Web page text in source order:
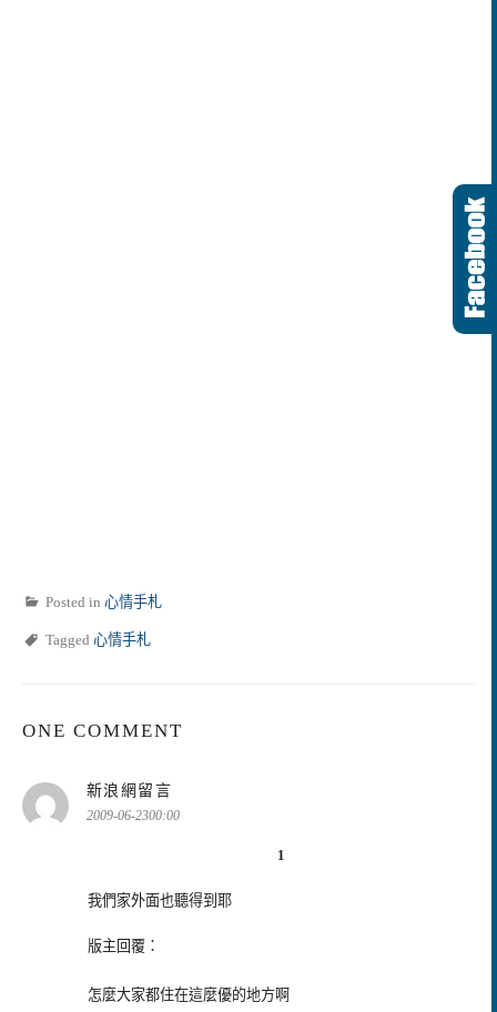
Posted in 心情手札
Tagged 心情手札
ONE COMMENT
新浪網留言
示:
2009-06-2300:00
1
我們家外面也聽得到耶
版主回覆：
怎麼大家都住在這麼優的地方啊